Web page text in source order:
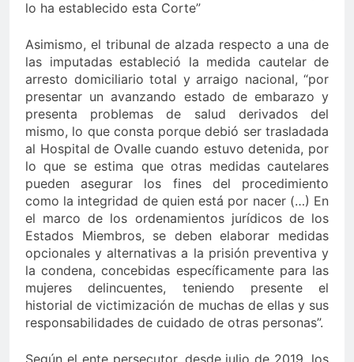
lo ha establecido esta Corte”
Asimismo, el tribunal de alzada respecto a una de
las imputadas estableció la medida cautelar de
arresto domiciliario total y arraigo nacional, “por
presentar un avanzando estado de embarazo y
presenta problemas de salud derivados del
mismo, lo que consta porque debió ser trasladada
al Hospital de Ovalle cuando estuvo detenida, por
lo que se estima que otras medidas cautelares
pueden asegurar los fines del procedimiento
como la integridad de quien está por nacer (…) En
el marco de los ordenamientos jurídicos de los
Estados Miembros, se deben elaborar medidas
opcionales y alternativas a la prisión preventiva y
la condena, concebidas específicamente para las
mujeres delincuentes, teniendo presente el
historial de victimización de muchas de ellas y sus
responsabilidades de cuidado de otras personas”.
Según el ente persecutor, desde julio de 2019, los